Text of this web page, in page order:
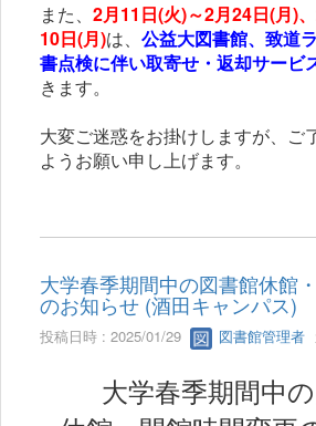
また、 2月11日(火)～2月24日(月)
10日(月)は、 公益大図書館、致道
書点検に伴い取寄せ・返却サービ
きます。
大変ご迷惑をお掛けしますが、ご
ようお願い申し上げます。
大学春季期間中の図書館休館
のお知らせ (酒田キャンパス)
投稿日時 : 2025/01/29 図書館管理者
大学春季期間中